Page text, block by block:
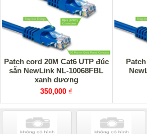
Patch cord 20M Cat6 UTP đúc
sẵn NewLink NL-10068FBL
xanh dương
350,000 ₫